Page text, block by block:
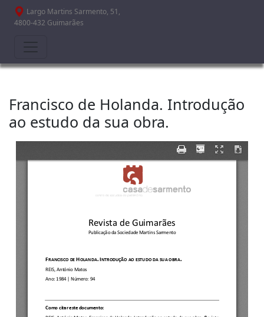
Passar para o conteúdo principal
Largo Martins Sarmento, 51,
4800-432 Guimarães
Francisco de Holanda. Introdução
ao estudo da sua obra.